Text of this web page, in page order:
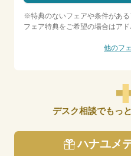
※特典のないフェアや条件があ
フェア特典をご希望の場合はア
他のフ
デスク相談でもっ
ハナユメ